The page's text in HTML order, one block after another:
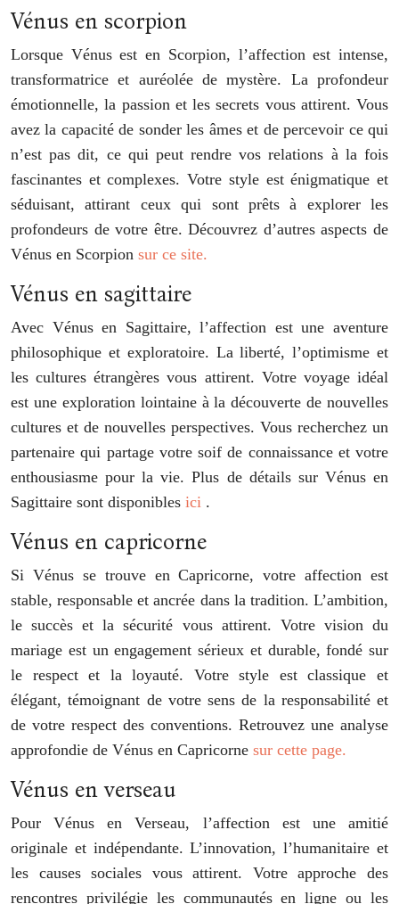
Vénus en scorpion
Lorsque Vénus est en Scorpion, l’affection est intense,
transformatrice et auréolée de mystère. La profondeur
émotionnelle, la passion et les secrets vous attirent. Vous
avez la capacité de sonder les âmes et de percevoir ce qui
n’est pas dit, ce qui peut rendre vos relations à la fois
fascinantes et complexes. Votre style est énigmatique et
séduisant, attirant ceux qui sont prêts à explorer les
profondeurs de votre être. Découvrez d’autres aspects de
Vénus en Scorpion sur ce site.
Vénus en sagittaire
Avec Vénus en Sagittaire, l’affection est une aventure
philosophique et exploratoire. La liberté, l’optimisme et
les cultures étrangères vous attirent. Votre voyage idéal
est une exploration lointaine à la découverte de nouvelles
cultures et de nouvelles perspectives. Vous recherchez un
partenaire qui partage votre soif de connaissance et votre
enthousiasme pour la vie. Plus de détails sur Vénus en
Sagittaire sont disponibles ici .
Vénus en capricorne
Si Vénus se trouve en Capricorne, votre affection est
stable, responsable et ancrée dans la tradition. L’ambition,
le succès et la sécurité vous attirent. Votre vision du
mariage est un engagement sérieux et durable, fondé sur
le respect et la loyauté. Votre style est classique et
élégant, témoignant de votre sens de la responsabilité et
de votre respect des conventions. Retrouvez une analyse
approfondie de Vénus en Capricorne sur cette page.
Vénus en verseau
Pour Vénus en Verseau, l’affection est une amitié
originale et indépendante. L’innovation, l’humanitaire et
les causes sociales vous attirent. Votre approche des
rencontres privilégie les communautés en ligne ou les